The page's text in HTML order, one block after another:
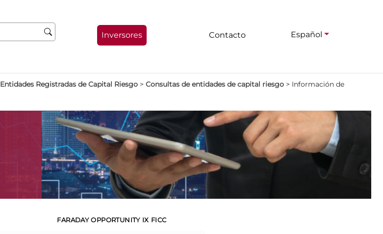
Inversores Contacto Español
Entidades Registradas de Capital Riesgo > Consultas de entidades de capital riesgo > Información de
FARADAY OPPORTUNITY IX FICC